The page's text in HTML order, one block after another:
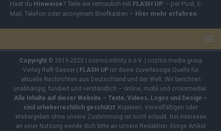
Hast du Hinweise? Teile sie vertraulich mit FLASH UP – per Post, E-
Mail, Telefon oder anonymem Briefkasten – Hier mehr erfahren
Copyright© 2019-2025 | cozmo infinity n.e.V. | cozmo media group
Verlag Raffi Gasser | FLASH UPist deine zuverlässige Quelle für
aktuelle Nachrichten aus Deutschland und der Welt. Wir berichten
unabhängig, fundiert und verständlich – online, mobil und crossmedial.
Alle Inhalte auf dieser Website – Texte, Videos, Logos und Design –
sind urheberrechtlich geschützt . Kopieren, Vervielfältigen oder
Weitergeben ohne unsere Zustimmung ist nicht erlaubt. Bei Interesse
an einer Nutzung wende dich bitte an unsere Redaktion. Einige Artikel